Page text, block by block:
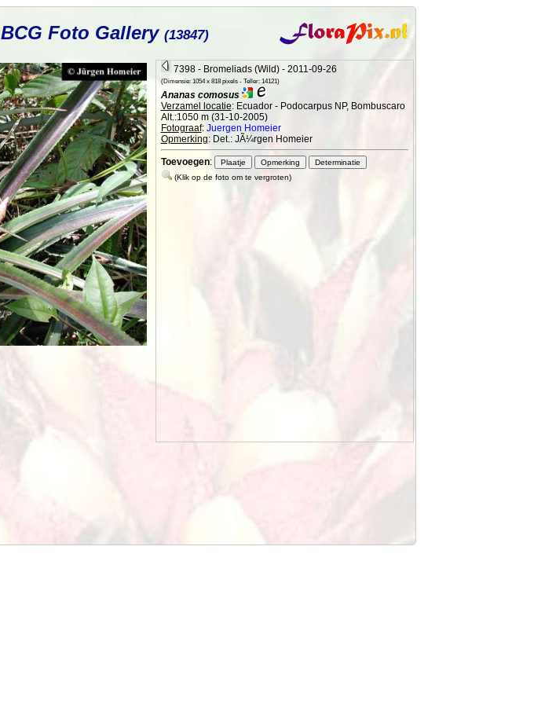
BCG Foto Gallery (13847)
7398 - Bromeliads (Wild) - 2011-09-26
(Dimensie: 1054 x 818 pixels - Teller: 14121)
Ananas comosus
Verzamel locatie: Ecuador - Podocarpus NP, Bombuscaro
Alt.:1050 m (31-10-2005)
Fotograaf: Juergen Homeier
Opmerking: Det.: JÃ¼rgen Homeier
Toevoegen:
(Klik op de foto om te vergroten)